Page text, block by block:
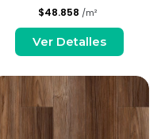
$48.858 /m²
Ver Detalles